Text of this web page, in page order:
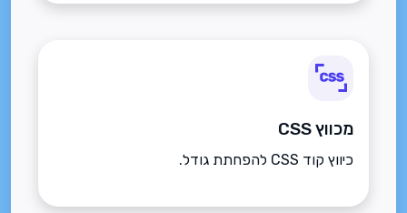
מכווץ CSS
כיווץ קוד CSS להפחתת גודל.